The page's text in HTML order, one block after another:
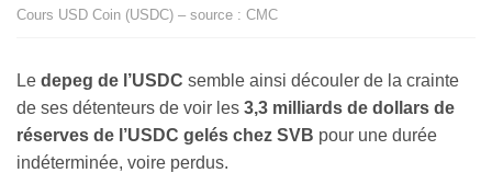
Cours USD Coin (USDC) – source : CMC
Le depeg de l’USDC semble ainsi découler de la crainte
de ses détenteurs de voir les 3,3 milliards de dollars de
réserves de l’USDC gelés chez SVB pour une durée
indéterminée, voire perdus.